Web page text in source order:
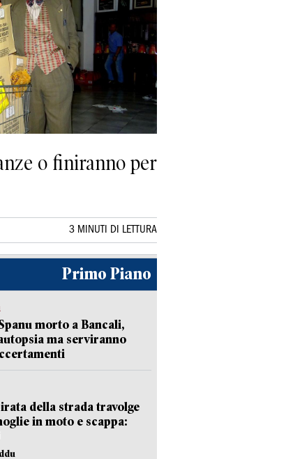
o finiranno per
3 MINUTI DI LETTURA
Primo Piano
morto a Bancali,
ma serviranno
della strada travolge
in moto e scappa: